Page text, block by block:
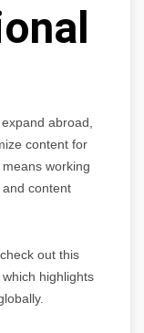
abroad,
content for
working
content
out this
highlights